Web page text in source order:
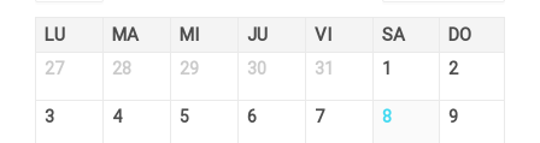
LU MA MI JU VI SA DO
27 28 29 30 31 1 2
3 4 5 6 7 8 9